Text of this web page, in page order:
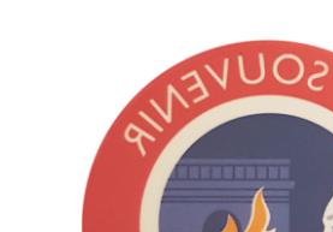
AJOUTER AU PANIER